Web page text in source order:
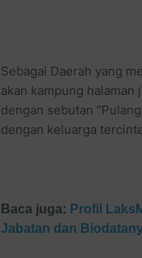
Sebagai Daerah yang
akan kampung
dengan sebutan
dengan keluarga
Baca juga: Profil
Jabatan dan